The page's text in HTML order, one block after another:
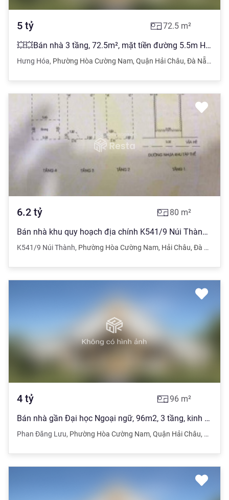
5 tỷ 72.5 m²
💥💥Bán nhà 3 tầng, 72.5m², mặt tiền đường 5.5m Hưng Hóa 6💥💥
Hưng Hóa, Phường Hòa Cường Nam, Quận Hải Châu, Đà Nẵng
6.2 tỷ 80 m²
Bán nhà khu quy hoạch địa chính K541/9 Núi Thành. Nằm ngay đại học Kiến trúc giá tốt. LH 0902 007 ***
K541/9 Núi Thành, Phường Hòa Cường Nam, Hải Châu, Đà Nẵng
4 tỷ 96 m²
Bán nhà gần Đại học Ngoại ngữ, 96m2, 3 tầng, kinh doanh dòng tiền tốt.
Phan Đăng Lưu, Phường Hòa Cường Nam, Quận Hải Châu, Đà